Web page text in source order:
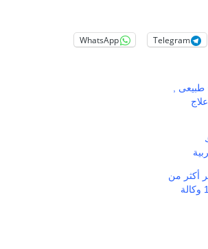
Telegram
WhatsApp
,
أكثر من
700 وظيفة طرحتها 15 وكالة